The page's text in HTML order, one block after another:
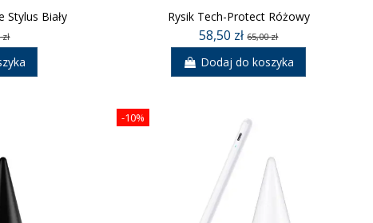
Stylus Biały Rysik Tech-Protect Różowy
58,50 zł65,00 zł
Dodaj do koszyka
-10%